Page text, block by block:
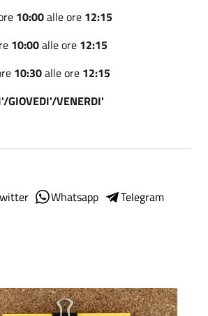
10:00alle ore 12:15
10:00alle ore 12:15
10:30alle ore 12:15
GIOVEDI'/VENERDI'
Whatsapp
Telegram